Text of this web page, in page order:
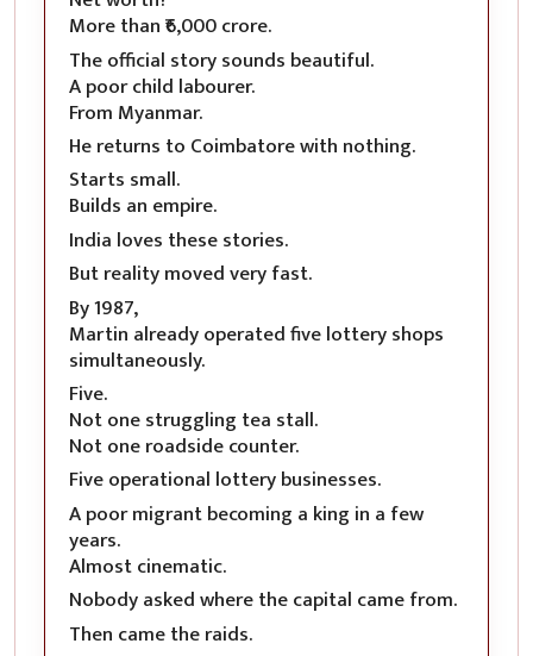
More than ₹6,000 crore.
The official story sounds beautiful.
A poor child labourer.
From Myanmar.
He returns to Coimbatore with nothing.
Starts small.
Builds an empire.
India loves these stories.
But reality moved very fast.
By 1987,
Martin already operated five lottery shops
simultaneously.
Five.
Not one struggling tea stall.
Not one roadside counter.
Five operational lottery businesses.
A poor migrant becoming a king in a few
years.
Almost cinematic.
Nobody asked where the capital came from.
Then came the raids.